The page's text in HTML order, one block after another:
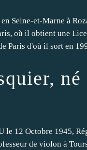
Seine-et-Marne à
où il obtient une
Paris d'où il sort en
le 12 Octobre 1945,
de violon à